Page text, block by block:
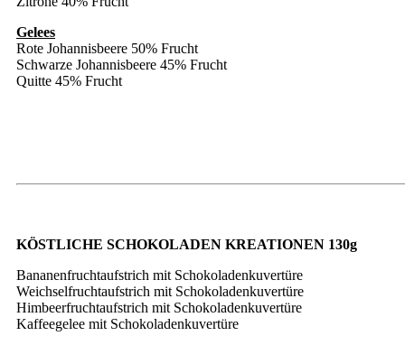
Gelees
Rote Johannisbeere 50% Frucht
Schwarze Johannisbeere 45% Frucht
Quitte 45% Frucht
KÖSTLICHE SCHOKOLADEN KREATIONEN 130g
Bananenfruchtaufstrich mit Schokoladenkuvertüre
Weichselfruchtaufstrich mit Schokoladenkuvertüre
Himbeerfruchtaufstrich mit Schokoladenkuvertüre
Kaffeegelee mit Schokoladenkuvertüre